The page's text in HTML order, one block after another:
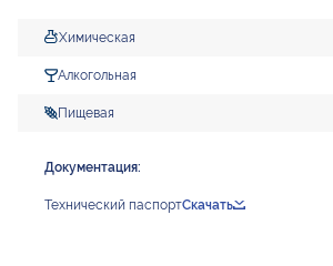
Химическая
Алкогольная
Пищевая
Документация:
Технический паспортСкачать